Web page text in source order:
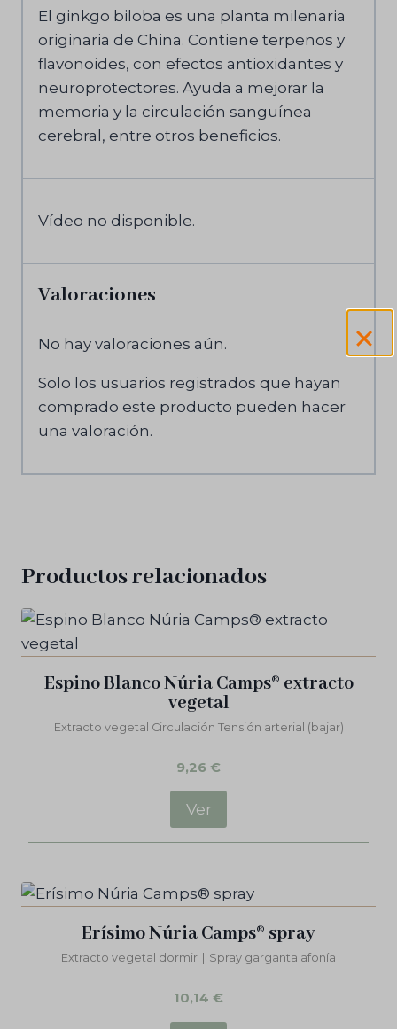
El ginkgo biloba es una planta milenaria
originaria de China. Contiene terpenos y
flavonoides, con efectos antioxidantes y
neuroprotectores. Ayuda a mejorar la
memoria y la circulación sanguínea
cerebral, entre otros beneficios.
Vídeo no disponible.
Valoraciones
No hay valoraciones aún.
Solo los usuarios registrados que hayan
comprado este producto pueden hacer
una valoración.
Productos relacionados
Espino Blanco Núria Camps® extracto
vegetal
Extracto vegetal Circulación Tensión arterial (bajar)
9,26 €
Ver
Erísimo Núria Camps® spray
Extracto vegetal dormir Spray garganta afonía
10,14 €